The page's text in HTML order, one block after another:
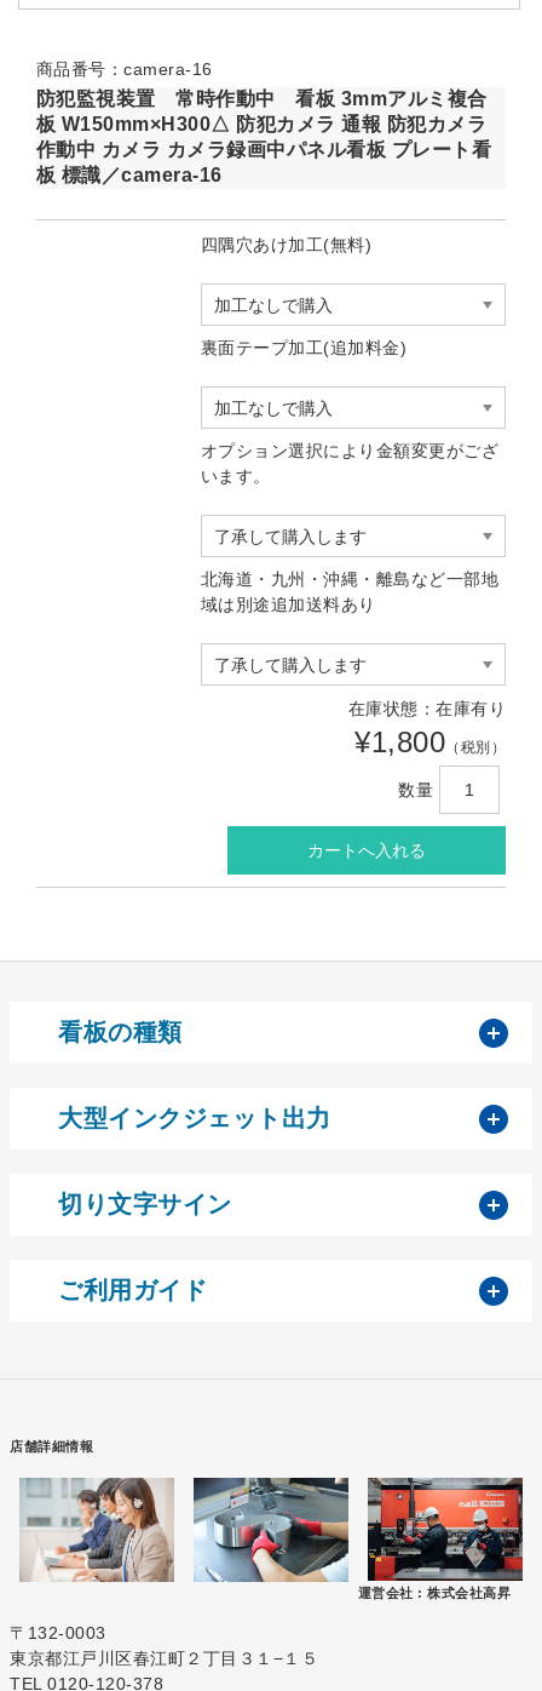
商品番号：camera-16
防犯監視装置 常時作動中 看板 3mmアルミ複合
板 W150mm×H300△ 防犯カメラ 通報 防犯カメラ
作動中 カメラ カメラ録画中パネル看板 プレート看
板 標識／camera-16
四隅穴あけ加工(無料)
裏面テープ加工(追加料金)
オプション選択により金額変更がござ
います。
北海道・九州・沖縄・離島など一部地
域は別途追加送料あり
在庫状態：在庫有り
¥1,800 （税別）
数量
看板の種類
大型インクジェット出力
切り文字サイン
ご利用ガイド
店舗詳細情報
運営会社 : 株式会社高昇
〒132-0003
東京都江戸川区春江町２丁目３１−１５
TEL 0120-120-378